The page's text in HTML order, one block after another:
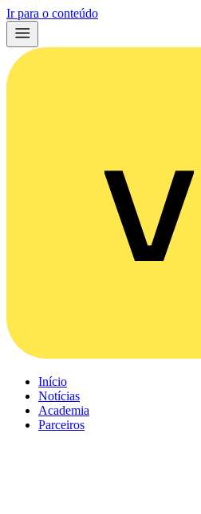
Ir para o conteúdo
Início
Notícias
Academia
Parceiros